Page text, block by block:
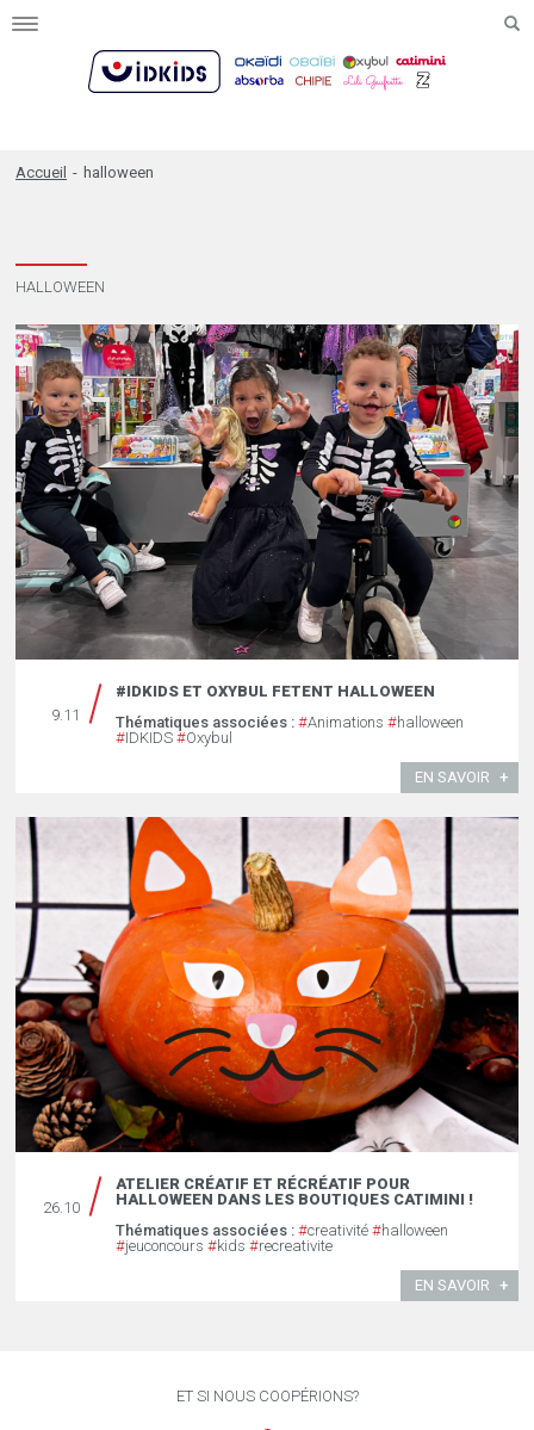
Toggle
Accueil - halloween
HALLOWEEN
9.11
#IDKIDS ET OXYBUL FETENT HALLOWEEN
Thématiques associées : #Animations #halloween
#IDKIDS #Oxybul
EN SAVOIR
26.10
ATELIER CRÉATIF ET RÉCRÉATIF POUR
HALLOWEEN DANS LES BOUTIQUES CATIMINI !
Thématiques associées : #creativité #halloween
#jeuconcours #kids #recreativite
EN SAVOIR
ET SI NOUS COOPÉRIONS?